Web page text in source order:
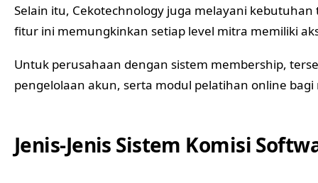
Selain itu, Cekotechnology juga melayani
fitur ini memungkinkan setiap level mitra memiliki
Untuk perusahaan dengan sistem membership,
pengelolaan akun, serta modul pelatihan online
Jenis-Jenis Sistem Komisi